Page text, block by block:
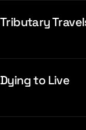
Tributary
Dying to Live